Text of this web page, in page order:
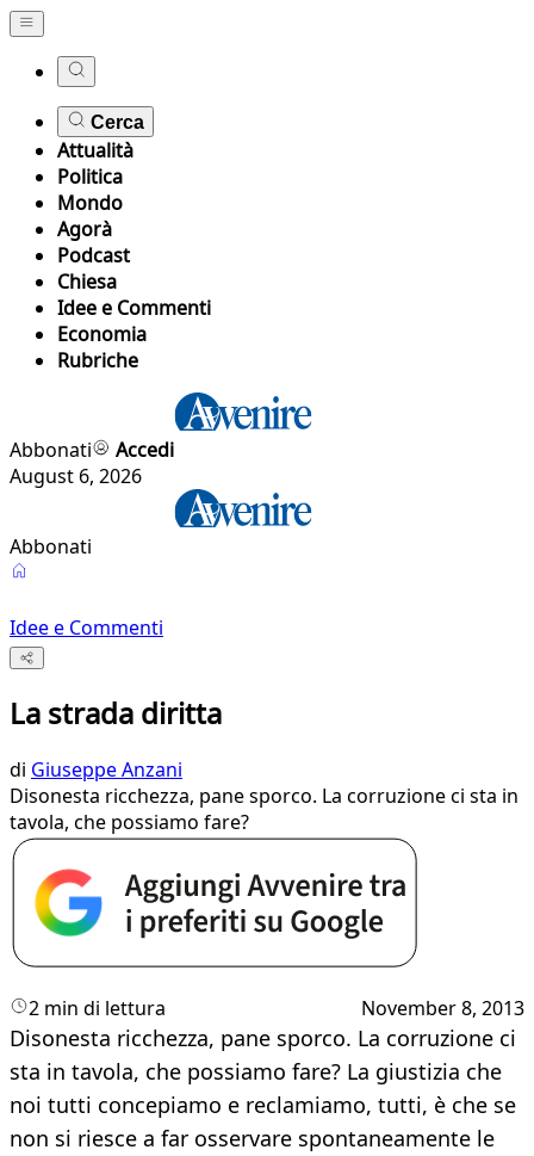
Cerca
Attualità
Politica
Mondo
Agorà
Podcast
Chiesa
Idee e Commenti
Economia
Rubriche
Abbonati
Accedi
August 6, 2026
Abbonati
Idee e Commenti
La strada diritta
di Giuseppe Anzani
Disonesta ricchezza, pane sporco. La corruzione ci sta in
tavola, che possia­mo fare?
2 min di lettura November 8, 2013
Disonesta ricchezza, pane sporco. La corruzione ci
sta in tavola, che possia­mo fare? La giustizia che
noi tutti conce­piamo e reclamiamo, tutti, è che se
non si riesce a far osservare spontaneamente le